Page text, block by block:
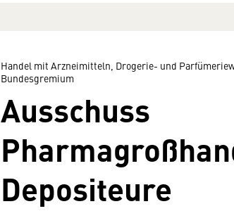
Handel mit Arzneimitteln, Drogerie- und
Bundesgremium
Ausschuss
Depositeure